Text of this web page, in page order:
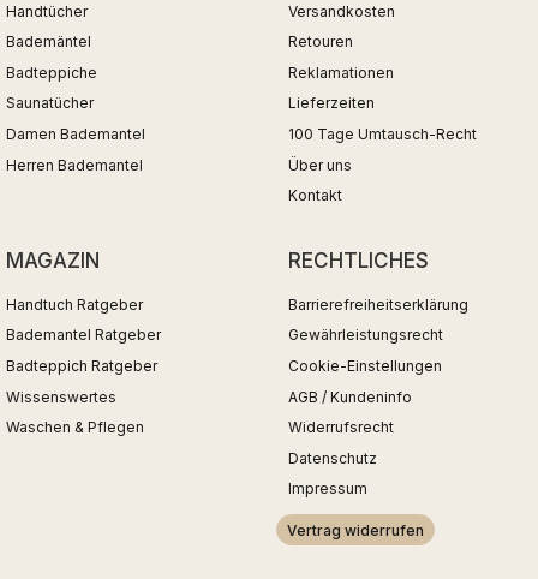
Handtücher
Bademäntel
Badteppiche
Saunatücher
Damen Bademantel
Herren Bademantel
Versandkosten
Retouren
Reklamationen
Lieferzeiten
100 Tage Umtausch-Recht
Über uns
Kontakt
MAGAZIN
Handtuch Ratgeber
Bademantel Ratgeber
Badteppich Ratgeber
Wissenswertes
Waschen & Pflegen
RECHTLICHES
Barrierefreiheitserklärung
Gewährleistungsrecht
Cookie-Einstellungen
AGB / Kundeninfo
Widerrufsrecht
Datenschutz
Impressum
Vertrag widerrufen